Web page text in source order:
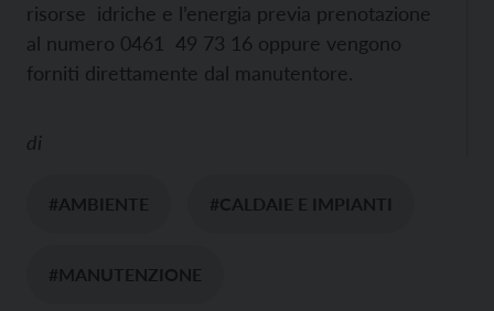
risorse idriche e l’energia previa prenotazione
al numero 0461 49 73 16 oppure vengono
forniti direttamente dal manutentore.
di
#AMBIENTE #CALDAIE E IMPIANTI
#MANUTENZIONE